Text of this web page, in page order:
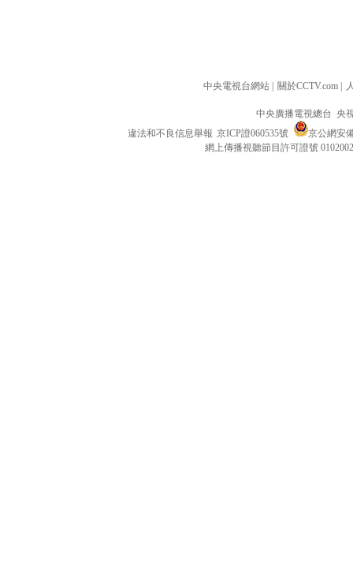
中央電視台網站 關於CCTV.com
中央廣播電視總台 央
違法和不良信息舉報 京ICP證060535號
京公網安
網上傳播視聽節目許可證號